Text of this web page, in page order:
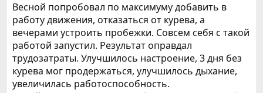
Весной попробовал по максимуму добавить в
работу движения, отказаться от курева, а
вечерами устроить пробежки. Совсем себя с такой
работой запустил. Результат оправдал
трудозатраты. Улучшилось настроение, 3 дня без
курева мог продержаться, улучшилось дыхание,
увеличилась работоспособность.